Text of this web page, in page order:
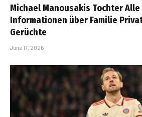
Michael Manousakis Tochter
Informationen über Familie
Gerüchte
June 17, 2026